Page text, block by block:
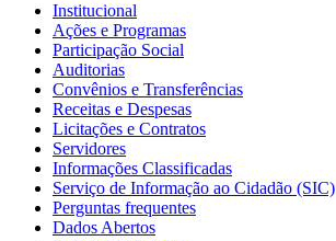
Institucional
Ações e Programas
Participação Social
Auditorias
Convênios e Transferências
Receitas e Despesas
Licitações e Contratos
Servidores
Informações Classificadas
Serviço de Informação ao Cidadão (SIC)
Perguntas frequentes
Dados Abertos